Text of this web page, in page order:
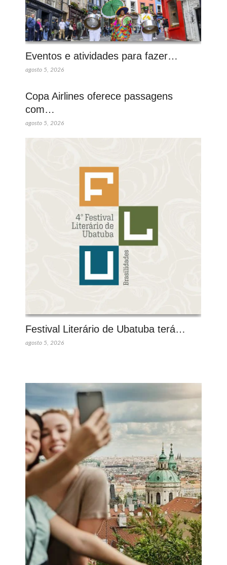
Eventos e atividades para fazer…
agosto 5, 2026
Copa Airlines oferece passagens
com…
agosto 5, 2026
Festival Literário de Ubatuba terá…
agosto 5, 2026